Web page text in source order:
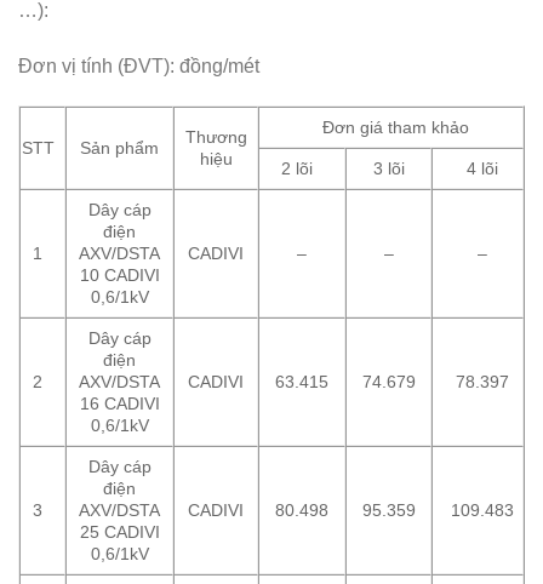
…):
Đơn vị tính (ĐVT): đồng/mét
STT Sản phẩm
Thương
hiệu
Đơn giá tham khảo
2 lõi 3 lõi 4 lõi
1
Dây cáp
điện
AXV/DSTA
10 CADIVI
0,6/1kV
CADIVI – – –
2
Dây cáp
điện
AXV/DSTA
16 CADIVI
0,6/1kV
CADIVI 63.415 74.679 78.397
3
Dây cáp
điện
AXV/DSTA
25 CADIVI
0,6/1kV
CADIVI 80.498 95.359 109.483